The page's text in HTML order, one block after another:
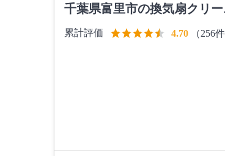
千葉県富里市の換気扇クリ
累計評価 4.70 （256件